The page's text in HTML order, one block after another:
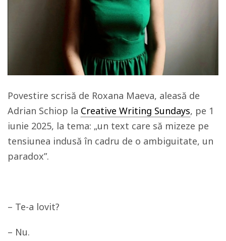
Povestire scrisă de Roxana Maeva, aleasă de
Adrian Schiop la Creative Writing Sundays, pe 1
iunie 2025, la tema: „un text care să mizeze pe
tensiunea indusă în cadru de o ambiguitate, un
paradox”.
– Te-a lovit?
– Nu.